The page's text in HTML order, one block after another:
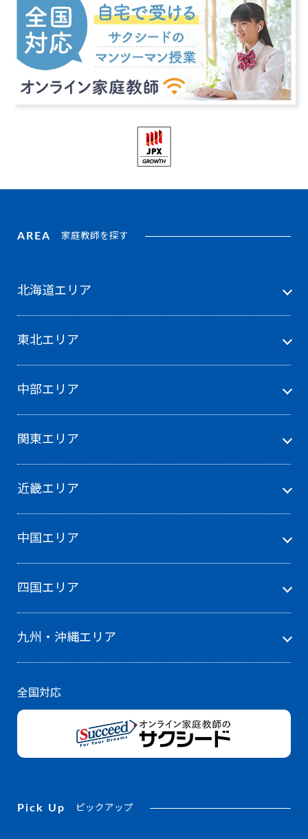
AREA 家庭教師を探す
北海道エリア
東北エリア
中部エリア
関東エリア
近畿エリア
中国エリア
四国エリア
九州・沖縄エリア
全国対応
Pick Up ピックアップ